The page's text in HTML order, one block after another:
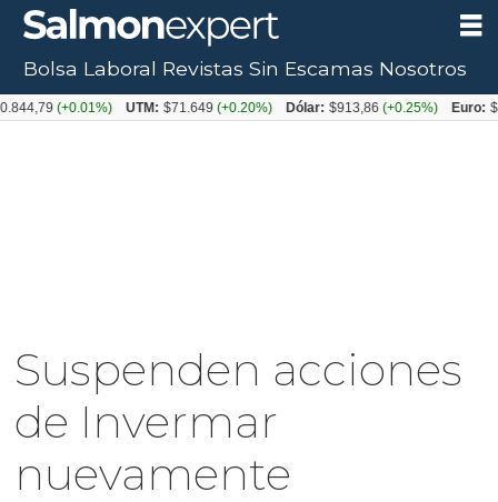
Suspenden acciones
de Invermar
nuevamente
Bolsa Laboral Revistas Sin Escamas Nosotros
(+0.01%) UTM: $71.649(+0.20%) Dólar: $913,86(+0.25%) Euro: